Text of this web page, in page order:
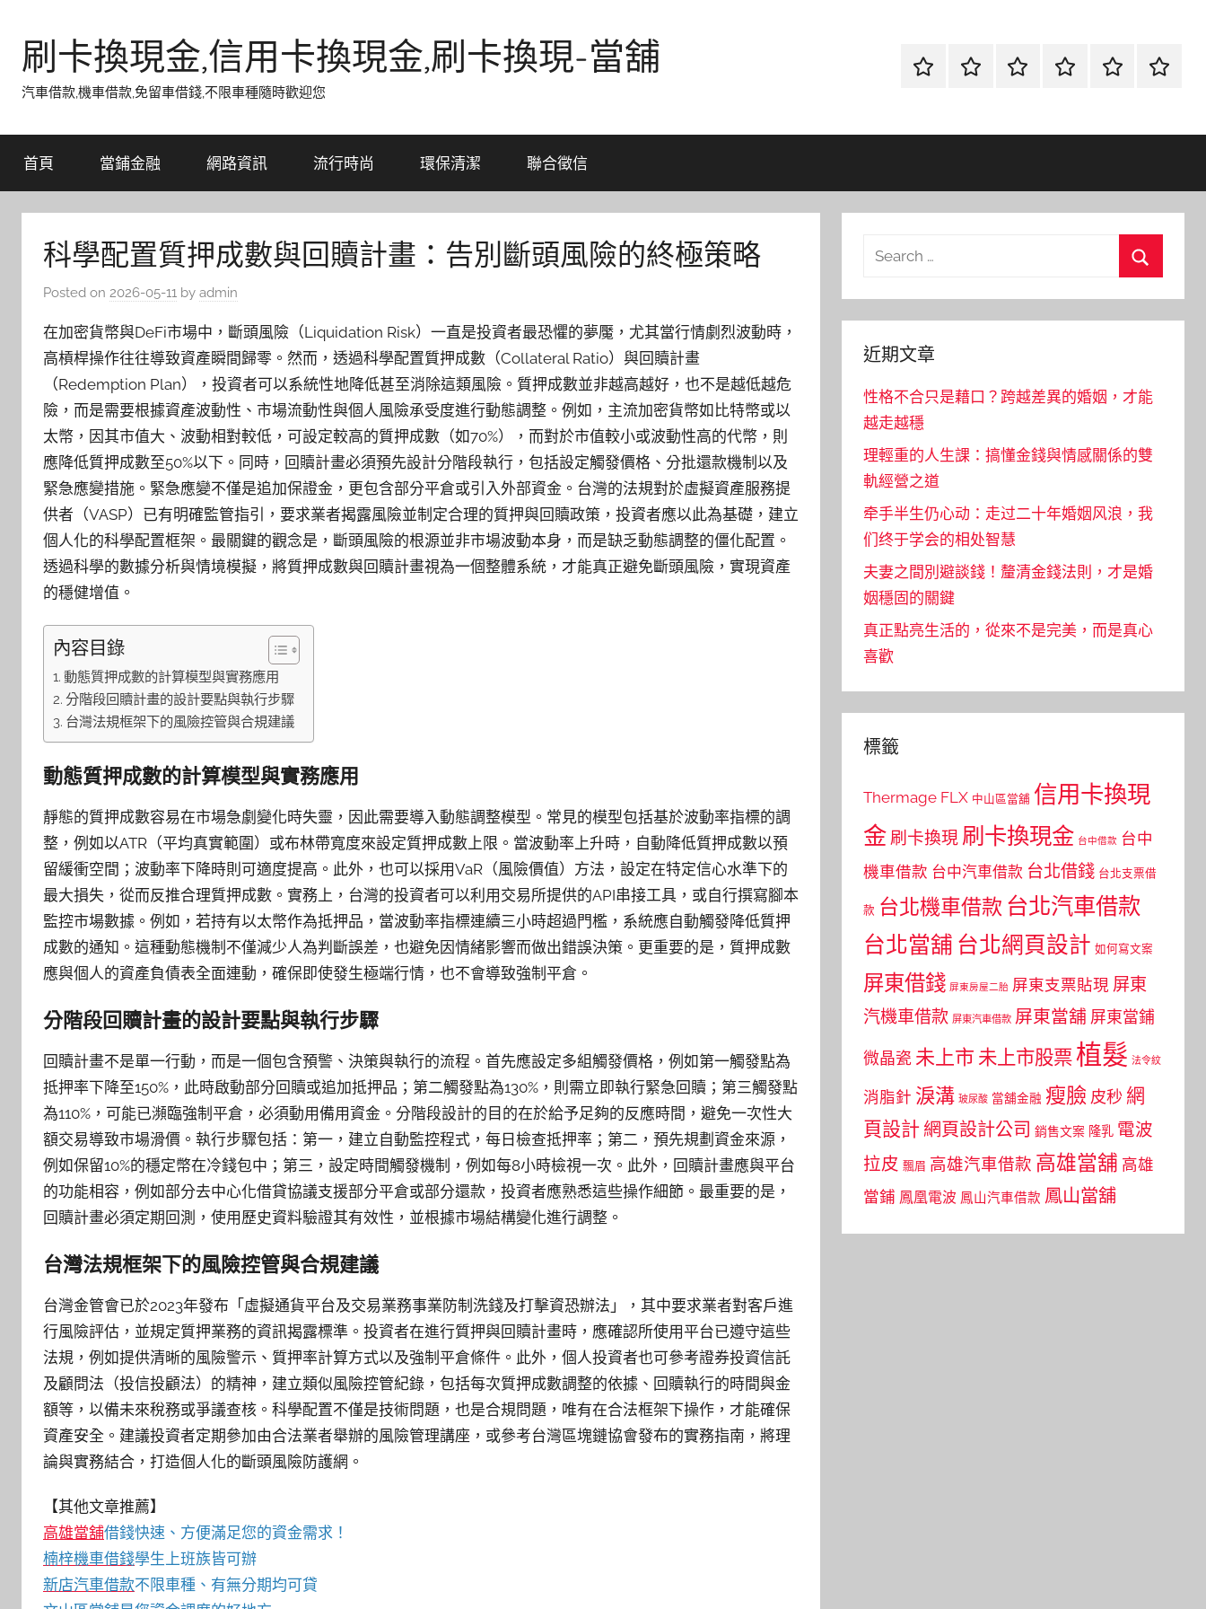
content刷卡換現金,信用卡換現金,刷卡換現-當舖
汽車借款,機車借款,免留車借錢,不限車種隨時歡迎您
首
當
網
流
環
聯
首頁 當鋪金融 網路資訊 流行時尚 環保清潔 聯合徵信
科學配置質押成數與回贖計畫：告別斷頭風險的終極策略
Posted on 2026-05-11 by admin
在加密貨幣與DeFi市場中，斷頭風險（Liquidation Risk）一直是投資者最恐懼的夢魘，尤其當行情劇烈波動時，
高槓桿操作往往導致資產瞬間歸零。然而，透過科學配置質押成數（Collateral Ratio）與回贖計畫
（Redemption Plan），投資者可以系統性地降低甚至消除這類風險。質押成數並非越高越好，也不是越低越危
險，而是需要根據資產波動性、市場流動性與個人風險承受度進行動態調整。例如，主流加密貨幣如比特幣或以
太幣，因其市值大、波動相對較低，可設定較高的質押成數（如70%），而對於市值較小或波動性高的代幣，則
應降低質押成數至50%以下。同時，回贖計畫必須預先設計分階段執行，包括設定觸發價格、分批還款機制以及
緊急應變措施。緊急應變不僅是追加保證金，更包含部分平倉或引入外部資金。台灣的法規對於虛擬資產服務提
供者（VASP）已有明確監管指引，要求業者揭露風險並制定合理的質押與回贖政策，投資者應以此為基礎，建立
個人化的科學配置框架。最關鍵的觀念是，斷頭風險的根源並非市場波動本身，而是缺乏動態調整的僵化配置。
透過科學的數據分析與情境模擬，將質押成數與回贖計畫視為一個整體系統，才能真正避免斷頭風險，實現資產
的穩健增值。
內容目錄
動態質押成數的計算模型與實務應用
分階段回贖計畫的設計要點與執行步驟
台灣法規框架下的風險控管與合規建議
動態質押成數的計算模型與實務應用
靜態的質押成數容易在市場急劇變化時失靈，因此需要導入動態調整模型。常見的模型包括基於波動率指標的調
整，例如以ATR（平均真實範圍）或布林帶寬度來設定質押成數上限。當波動率上升時，自動降低質押成數以預
留緩衝空間；波動率下降時則可適度提高。此外，也可以採用VaR（風險價值）方法，設定在特定信心水準下的
最大損失，從而反推合理質押成數。實務上，台灣的投資者可以利用交易所提供的API串接工具，或自行撰寫腳本
監控市場數據。例如，若持有以太幣作為抵押品，當波動率指標連續三小時超過門檻，系統應自動觸發降低質押
成數的通知。這種動態機制不僅減少人為判斷誤差，也避免因情緒影響而做出錯誤決策。更重要的是，質押成數
應與個人的資產負債表全面連動，確保即使發生極端行情，也不會導致強制平倉。
分階段回贖計畫的設計要點與執行步驟
回贖計畫不是單一行動，而是一個包含預警、決策與執行的流程。首先應設定多組觸發價格，例如第一觸發點為
抵押率下降至150%，此時啟動部分回贖或追加抵押品；第二觸發點為130%，則需立即執行緊急回贖；第三觸發點
為110%，可能已瀕臨強制平倉，必須動用備用資金。分階段設計的目的在於給予足夠的反應時間，避免一次性大
額交易導致市場滑價。執行步驟包括：第一，建立自動監控程式，每日檢查抵押率；第二，預先規劃資金來源，
例如保留10%的穩定幣在冷錢包中；第三，設定時間觸發機制，例如每8小時檢視一次。此外，回贖計畫應與平台
的功能相容，例如部分去中心化借貸協議支援部分平倉或部分還款，投資者應熟悉這些操作細節。最重要的是，
回贖計畫必須定期回測，使用歷史資料驗證其有效性，並根據市場結構變化進行調整。
台灣法規框架下的風險控管與合規建議
台灣金管會已於2023年發布「虛擬通貨平台及交易業務事業防制洗錢及打擊資恐辦法」，其中要求業者對客戶進
行風險評估，並規定質押業務的資訊揭露標準。投資者在進行質押與回贖計畫時，應確認所使用平台已遵守這些
法規，例如提供清晰的風險警示、質押率計算方式以及強制平倉條件。此外，個人投資者也可參考證券投資信託
及顧問法（投信投顧法）的精神，建立類似風險控管紀錄，包括每次質押成數調整的依據、回贖執行的時間與金
額等，以備未來稅務或爭議查核。科學配置不僅是技術問題，也是合規問題，唯有在合法框架下操作，才能確保
資產安全。建議投資者定期參加由合法業者舉辦的風險管理講座，或參考台灣區塊鏈協會發布的實務指南，將理
論與實務結合，打造個人化的斷頭風險防護網。
【其他文章推薦】
高雄當舖借錢快速、方便滿足您的資金需求！
楠梓機車借錢學生上班族皆可辦
新店汽車借款不限車種、有無分期均可貸
Search
近期文章
性格不合只是藉口？跨越差異的婚姻，才能
越走越穩
理輕重的人生課：搞懂金錢與情感關係的雙
軌經營之道
牵手半生仍心动：走过二十年婚姻风浪，我
们终于学会的相处智慧
夫妻之間別避談錢！釐清金錢法則，才是婚
姻穩固的關鍵
真正點亮生活的，從來不是完美，而是真心
喜歡
標籤
Thermage FLX 中山區當舖 信用卡換現
金 刷卡換現 刷卡換現金 台中借款 台中
機車借款 台中汽車借款 台北借錢 台北支票借
款 台北機車借款 台北汽車借款
台北當舖 台北網頁設計 如何寫文案
屏東借錢 屏東房屋二胎 屏東支票貼現 屏東
汽機車借款 屏東汽車借款 屏東當舖 屏東當鋪
微晶瓷 未上市 未上市股票植髮 法令紋
消脂針 淚溝 玻尿酸 當舖金融 瘦臉 皮秒 網
頁設計 網頁設計公司 銷售文案 隆乳 電波
拉皮 飄眉 高雄汽車借款 高雄當舖 高雄
當鋪 鳳凰電波 鳳山汽車借款 鳳山當舖